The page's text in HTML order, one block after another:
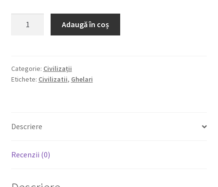
a
fost:
este:
105,45 lei.
Adaugă în coș
Categorie: Civilizații
Etichete: Civilizatii, Ghelari
Descriere
Recenzii (0)